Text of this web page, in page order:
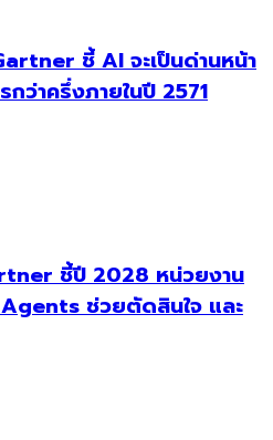
ชี้ AI จะเป็นด่านหน้า
ว่าครึ่งภายในปี 2571
ชี้ปี 2028 หน่วยงาน
ช่วยตัดสินใจ และ